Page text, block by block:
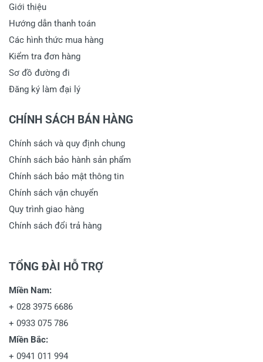
Giới thiệu
Hướng dẫn thanh toán
Các hình thức mua hàng
Kiểm tra đơn hàng
Sơ đồ đường đi
Đăng ký làm đại lý
CHÍNH SÁCH BÁN HÀNG
Chính sách và quy định chung
Chính sách bảo hành sản phẩm
Chính sách bảo mật thông tin
Chính sách vận chuyển
Quy trình giao hàng
Chính sách đổi trả hàng
TỔNG ĐÀI HỖ TRỢ
Miền Nam:
+ 028 3975 6686
+ 0933 075 786
Miền Bắc:
+ 0941 011 994